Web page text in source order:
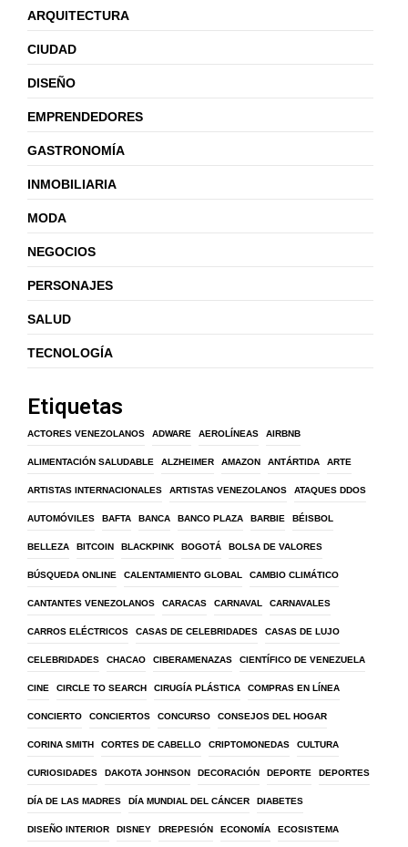
ARQUITECTURA
CIUDAD
DISEÑO
EMPRENDEDORES
GASTRONOMÍA
INMOBILIARIA
MODA
NEGOCIOS
PERSONAJES
SALUD
TECNOLOGÍA
Etiquetas
ACTORES VENEZOLANOS ADWARE AEROLÍNEAS AIRBNB
ALIMENTACIÓN SALUDABLE ALZHEIMER AMAZON ANTÁRTIDA ARTE
ARTISTAS INTERNACIONALES ARTISTAS VENEZOLANOS ATAQUES DDOS
AUTOMÓVILES BAFTA BANCA BANCO PLAZA BARBIE BÉISBOL
BELLEZA BITCOIN BLACKPINK BOGOTÁ BOLSA DE VALORES
BÚSQUEDA ONLINE CALENTAMIENTO GLOBAL CAMBIO CLIMÁTICO
CANTANTES VENEZOLANOS CARACAS CARNAVAL CARNAVALES
CARROS ELÉCTRICOS CASAS DE CELEBRIDADES CASAS DE LUJO
CELEBRIDADES CHACAO CIBERAMENAZAS CIENTÍFICO DE VENEZUELA
CINE CIRCLE TO SEARCH CIRUGÍA PLÁSTICA COMPRAS EN LÍNEA
CONCIERTO CONCIERTOS CONCURSO CONSEJOS DEL HOGAR
CORINA SMITH CORTES DE CABELLO CRIPTOMONEDAS CULTURA
CURIOSIDADES DAKOTA JOHNSON DECORACIÓN DEPORTE DEPORTES
DÍA DE LAS MADRES DÍA MUNDIAL DEL CÁNCER DIABETES
DISEÑO INTERIOR DISNEY DREPESIÓN ECONOMÍA ECOSISTEMA